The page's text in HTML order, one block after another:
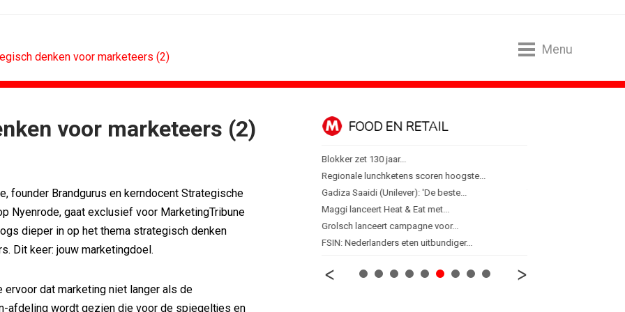
denken voor marketeers (2)
Menu
voor marketeers (2)
founder Brandgurus en kerndocent Strategische
Nyenrode, gaat exclusief voor MarketingTribune
dieper in op het thema strategisch denken
Dit keer: jouw marketingdoel.
ervoor dat marketing niet langer als de
afdeling wordt gezien die voor de spiegeltjes en
winnen...
Content...
met...
Groene...
DESIGN
Blond Amsterdam ontwerpt...
Porsche kiest emotie boven features
KNVB toont Oranje-portretten in hart...
Studenten filteren sigaret uit iconen
FOOD EN RETAIL
Blokker zet 130 jaar...
Regionale lunchketens scoren hoogste...
Gadiza Saaidi (Unilever): 'De beste...
Maggi lanceert Heat & Eat met...
Grolsch lanceert campagne voor...
FSIN: Nederlanders eten uitbundiger...